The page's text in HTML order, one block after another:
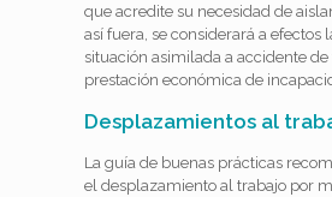
que acredite su necesidad de
así fuera, se considerará a efectos
situación asimilada a accidente
prestación económica de
Desplazamientos al
La guía de buenas prácticas
el desplazamiento al trabajo por